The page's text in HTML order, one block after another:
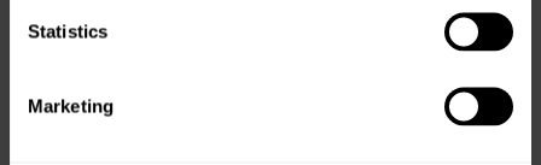
Statistics
Marketing
Subskrybuj nasz newsletter